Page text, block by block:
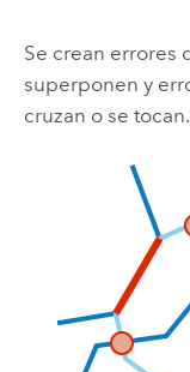
Se crean errores
superponen y
cruzan o se tocan.